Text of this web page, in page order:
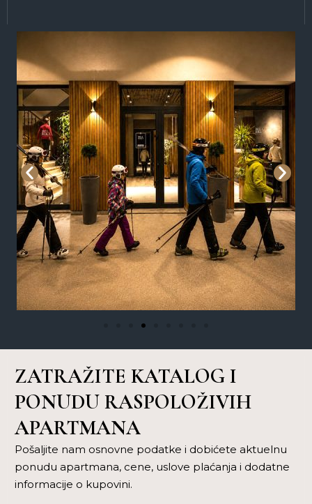
ZATRAŽITE KATALOG I
PONUDU RASPOLOŽIVIH
APARTMANA
Pošaljite nam osnovne podatke i dobićete aktuelnu
ponudu apartmana, cene, uslove plaćanja i dodatne
informacije o kupovini.